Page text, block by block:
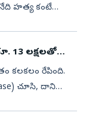
హత్య కంటే
13 లక్షలతో
చూసి, దాని